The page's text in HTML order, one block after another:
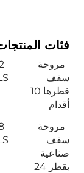
فئات
مروحة
سقف
قطرها 10
أقدام
مروحة
سقف
صناعية
بقطر 24